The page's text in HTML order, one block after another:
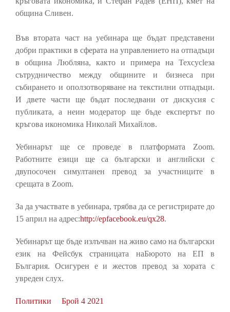
община Сливен.
Във втората част на уебинара ще бъдат представени
добри практики в сферата на управлението на отпадъци
в община Любляна, както и примера на Texcycleза
сътрудничество между общините и бизнеса при
събирането и оползотворяване на текстилни отпадъци.
И двете части ще бъдат последвани от дискусия с
публиката, а неин модератор ще бъде експертът по
кръгова икономика Николай Михайлов.
Уебинарът ще се проведе в платформата Zoom.
Работните езици ще са български и английски с
двупосочен симултанен превод за участниците в
срещата в Zoom.
За да участвате в уебинара, трябва да се регистрирате до
15 април на адрес:http://epfacebook.eu/qx28.
Уебинарът ще бъде излъчван на живо само на български
език на Фейсбук страницата наБюрото на ЕП в
България. Осигурен е и жестов превод за хората с
увреден слух.
Политики Брой 4 2021